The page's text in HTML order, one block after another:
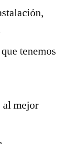
tenemos
al mejor